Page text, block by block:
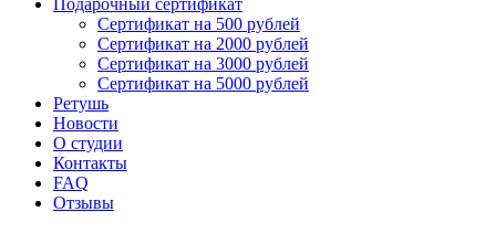
Сертификат на 500 рублей
Сертификат на 2000 рублей
Сертификат на 3000 рублей
Сертификат на 5000 рублей
Ретушь
Новости
О студии
Контакты
FAQ
Отзывы